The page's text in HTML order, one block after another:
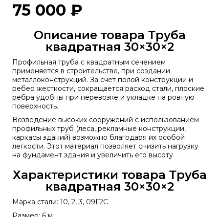
75 000 ₽
Описание товара Труба
квадратная 30×30×2
Профильная труба с квадратным сечением
применяется в строительстве, при создании
металлоконструкций. За счет полой конструкции и
ребер жесткости, сокращается расход стали, плоские
ребра удобны при перевозке и укладке на ровную
поверхность.
Возведение высоких сооружений с использованием
профильных труб (леса, рекламные конструкции,
каркасы зданий) возможно благодаря их особой
легкости. Этот материал позволяет снизить нагрузку
на фундамент здания и увеличить его высоту.
Характеристики товара Труба
квадратная 30×30×2
Марка стали: 10, 2, 3, 09Г2С